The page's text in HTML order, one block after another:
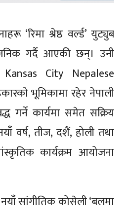
‘रिमा श्रेष्ठ वर्ल्ड’ युट्युब
गर्दै आएकी छन्। उनी
City Nepalese
भूमिकामा रहेर नेपाली
गर्ने कार्यमा समेत सक्रिय
वर्ष, तीज, दशैं, होली तथा
कार्यक्रम आयोजना
नयाँ सांगीतिक कोसेली ‘बलमा